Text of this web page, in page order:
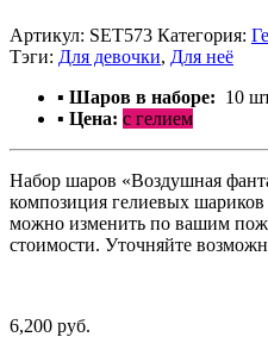
Артикул: SET573 Категория:
Тэги: Для девочки, Для неё
▪ Шаров в наборе: 10
▪ Цена: с гелием
Набор шаров «Воздушная
композиция гелиевых
можно изменить по вашим
стоимости. Уточняйте
6,200 руб.